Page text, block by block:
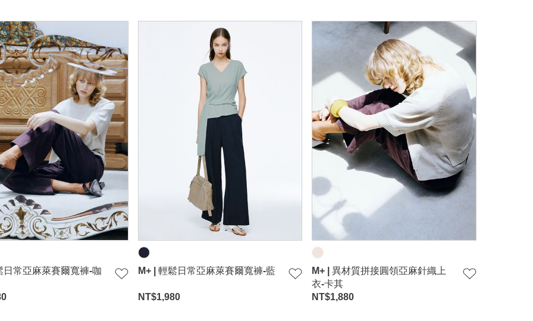
日常亞麻萊賽爾寬褲-咖 M+ | 輕鬆日常亞麻萊賽爾寬褲-藍
NT$1,980
M+ | 異材質拼接圓領亞麻針織上
衣-卡其
NT$1,880